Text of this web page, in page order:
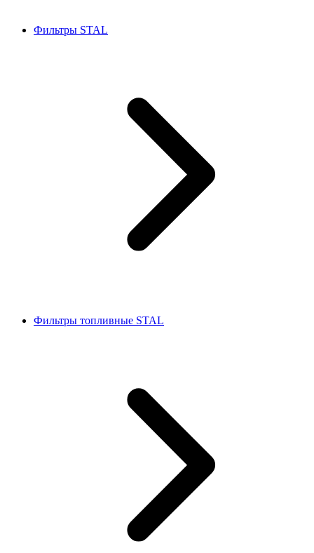
Фильтры STAL
Фильтры топливные STAL